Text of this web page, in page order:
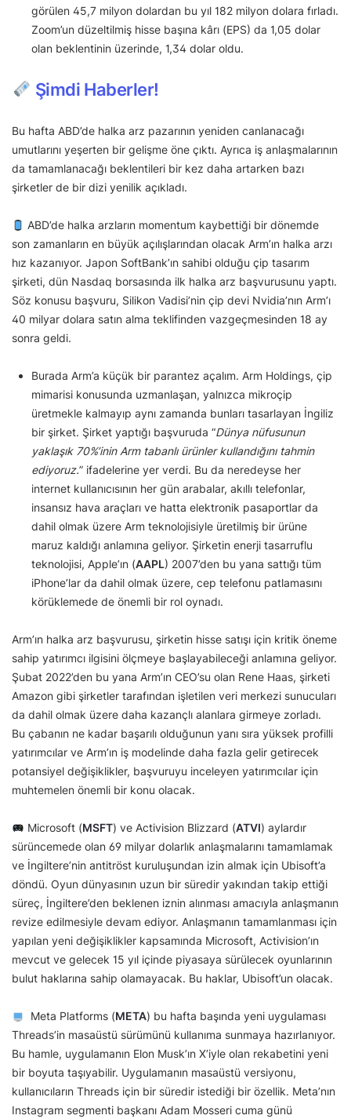
görülen 45,7 milyon dolardan bu yıl 182 milyon dolara fırladı.
Zoom’un düzeltilmiş hisse başına kârı (EPS) da 1,05 dolar
olan beklentinin üzerinde, 1,34 dolar oldu.
Şimdi Haberler!
Bu hafta ABD’de halka arz pazarının yeniden canlanacağı
umutlarını yeşerten bir gelişme öne çıktı. Ayrıca iş anlaşmalarının
da tamamlanacağı beklentileri bir kez daha artarken bazı
şirketler de bir dizi yenilik açıkladı.
ABD’de halka arzların momentum kaybettiği bir dönemde
son zamanların en büyük açılışlarından olacak Arm’ın halka arzı
hız kazanıyor. Japon SoftBank’ın sahibi olduğu çip tasarım
şirketi, dün Nasdaq borsasında ilk halka arz başvurusunu yaptı.
Söz konusu başvuru, Silikon Vadisi’nin çip devi Nvidia’nın Arm’ı
40 milyar dolara satın alma teklifinden vazgeçmesinden 18 ay
sonra geldi.
Burada Arm’a küçük bir parantez açalım. Arm Holdings, çip
mimarisi konusunda uzmanlaşan, yalnızca mikroçip
üretmekle kalmayıp aynı zamanda bunları tasarlayan İngiliz
bir şirket. Şirket yaptığı başvuruda “Dünya nüfusunun
yaklaşık 70%’inin Arm tabanlı ürünler kullandığını tahmin
ediyoruz.” ifadelerine yer verdi. Bu da neredeyse her
internet kullanıcısının her gün arabalar, akıllı telefonlar,
insansız hava araçları ve hatta elektronik pasaportlar da
dahil olmak üzere Arm teknolojisiyle üretilmiş bir ürüne
maruz kaldığı anlamına geliyor. Şirketin enerji tasarruflu
teknolojisi, Apple’ın (AAPL) 2007’den bu yana sattığı tüm
iPhone’lar da dahil olmak üzere, cep telefonu patlamasını
körüklemede de önemli bir rol oynadı.
Arm’ın halka arz başvurusu, şirketin hisse satışı için kritik öneme
sahip yatırımcı ilgisini ölçmeye başlayabileceği anlamına geliyor.
Şubat 2022’den bu yana Arm’ın CEO’su olan Rene Haas, şirketi
Amazon gibi şirketler tarafından işletilen veri merkezi sunucuları
da dahil olmak üzere daha kazançlı alanlara girmeye zorladı.
Bu çabanın ne kadar başarılı olduğunun yanı sıra yüksek profilli
yatırımcılar ve Arm’ın iş modelinde daha fazla gelir getirecek
potansiyel değişiklikler, başvuruyu inceleyen yatırımcılar için
muhtemelen önemli bir konu olacak.
Microsoft (MSFT) ve Activision Blizzard (ATVI) aylardır
sürüncemede olan 69 milyar dolarlık anlaşmalarını tamamlamak
ve İngiltere’nin antitröst kuruluşundan izin almak için Ubisoft’a
döndü. Oyun dünyasının uzun bir süredir yakından takip ettiği
süreç, İngiltere’den beklenen iznin alınması amacıyla anlaşmanın
revize edilmesiyle devam ediyor. Anlaşmanın tamamlanması için
yapılan yeni değişiklikler kapsamında Microsoft, Activision’ın
mevcut ve gelecek 15 yıl içinde piyasaya sürülecek oyunlarının
bulut haklarına sahip olamayacak. Bu haklar, Ubisoft’un olacak.
Meta Platforms (META) bu hafta başında yeni uygulaması
Threads’in masaüstü sürümünü kullanıma sunmaya hazırlanıyor.
Bu hamle, uygulamanın Elon Musk’ın X’iyle olan rekabetini yeni
bir boyuta taşıyabilir. Uygulamanın masaüstü versiyonu,
kullanıcıların Threads için bir süredir istediği bir özellik. Meta’nın
Instagram segmenti başkanı Adam Mosseri cuma günü